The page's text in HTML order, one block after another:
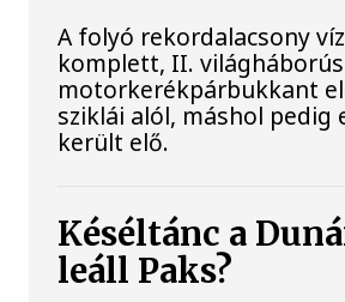
A folyó rekordalacsony
komplett, II.
motorkerékpárbukkant
sziklái alól, máshol
került elő.
Késéltánc a
leáll Paks?